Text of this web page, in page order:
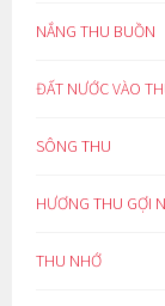
NẮNG THU BUỒN
ĐẤT NƯỚC VÀO
SÔNG THU
HƯƠNG THU GỢI
THU NHỚ